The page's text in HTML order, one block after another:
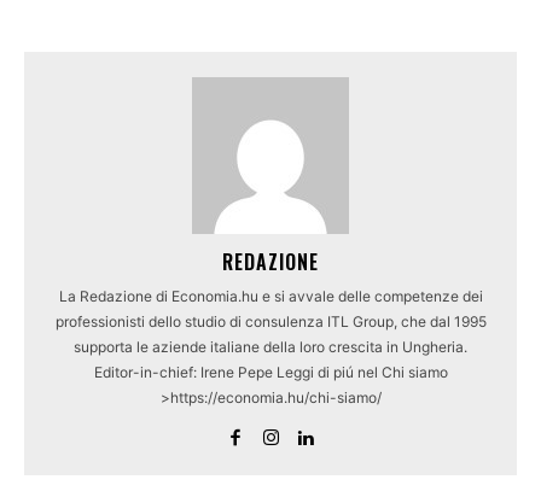
REDAZIONE
La Redazione di Economia.hu e si avvale delle competenze dei
professionisti dello studio di consulenza ITL Group, che dal 1995
supporta le aziende italiane della loro crescita in Ungheria.
Editor-in-chief: Irene Pepe Leggi di piú nel Chi siamo
>https://economia.hu/chi-siamo/